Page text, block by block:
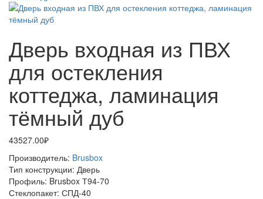
Дверь входная из ПВХ
для остекления
коттеджа, ламинация
тёмный дуб
43527.00₽
Производитель: Brusbox
Тип конструкции: Дверь
Профиль: Brusbox Т94-70
Стеклопакет: СПД-40